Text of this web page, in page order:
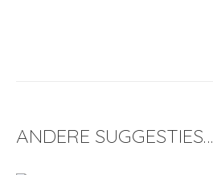
ANDERE SUGGESTIES…